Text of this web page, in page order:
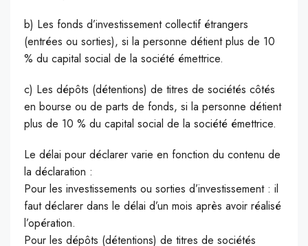
b) Les fonds d’investissement collectif étrangers
(entrées ou sorties), si la personne détient plus de 10
% du capital social de la société émettrice.
c) Les dépôts (détentions) de titres de sociétés côtés
en bourse ou de parts de fonds, si la personne détient
plus de 10 % du capital social de la société émettrice.
Le délai pour déclarer varie en fonction du contenu de
la déclaration :
Pour les investissements ou sorties d’investissement : il
faut déclarer dans le délai d’un mois après avoir réalisé
l’opération.
Pour les dépôts (détentions) de titres de sociétés